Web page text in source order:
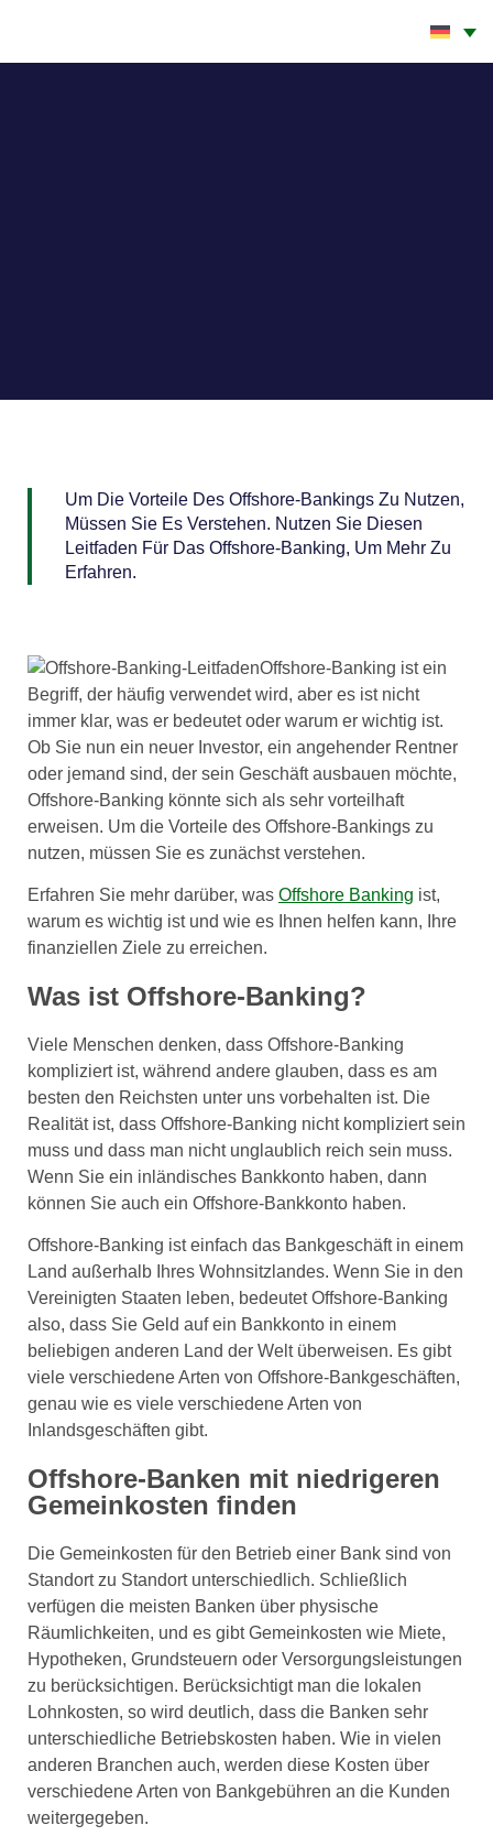
Um Die Vorteile Des Offshore-Bankings Zu Nutzen,
Müssen Sie Es Verstehen. Nutzen Sie Diesen
Leitfaden Für Das Offshore-Banking, Um Mehr Zu
Erfahren.
Offshore-Banking ist ein
Begriff, der häufig verwendet wird, aber es ist nicht
immer klar, was er bedeutet oder warum er wichtig ist.
Ob Sie nun ein neuer Investor, ein angehender Rentner
oder jemand sind, der sein Geschäft ausbauen möchte,
Offshore-Banking könnte sich als sehr vorteilhaft
erweisen. Um die Vorteile des Offshore-Bankings zu
nutzen, müssen Sie es zunächst verstehen.
Erfahren Sie mehr darüber, was Offshore Banking ist,
warum es wichtig ist und wie es Ihnen helfen kann, Ihre
finanziellen Ziele zu erreichen.
Was ist Offshore-Banking?
Viele Menschen denken, dass Offshore-Banking
kompliziert ist, während andere glauben, dass es am
besten den Reichsten unter uns vorbehalten ist. Die
Realität ist, dass Offshore-Banking nicht kompliziert sein
muss und dass man nicht unglaublich reich sein muss.
Wenn Sie ein inländisches Bankkonto haben, dann
können Sie auch ein Offshore-Bankkonto haben.
Offshore-Banking ist einfach das Bankgeschäft in einem
Land außerhalb Ihres Wohnsitzlandes. Wenn Sie in den
Vereinigten Staaten leben, bedeutet Offshore-Banking
also, dass Sie Geld auf ein Bankkonto in einem
beliebigen anderen Land der Welt überweisen. Es gibt
viele verschiedene Arten von Offshore-Bankgeschäften,
genau wie es viele verschiedene Arten von
Inlandsgeschäften gibt.
Offshore-Banken mit niedrigeren
Gemeinkosten finden
Die Gemeinkosten für den Betrieb einer Bank sind von
Standort zu Standort unterschiedlich. Schließlich
verfügen die meisten Banken über physische
Räumlichkeiten, und es gibt Gemeinkosten wie Miete,
Hypotheken, Grundsteuern oder Versorgungsleistungen
zu berücksichtigen. Berücksichtigt man die lokalen
Lohnkosten, so wird deutlich, dass die Banken sehr
unterschiedliche Betriebskosten haben. Wie in vielen
anderen Branchen auch, werden diese Kosten über
verschiedene Arten von Bankgebühren an die Kunden
weitergegeben.